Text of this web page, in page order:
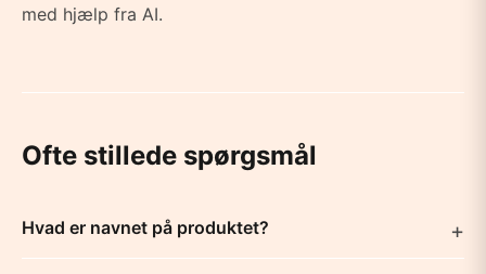
med hjælp fra AI.
Ofte stillede spørgsmål
Hvad er navnet på produktet?